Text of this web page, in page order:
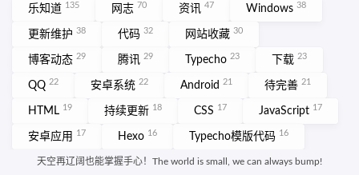
乐知道 135 网志 70 资讯 47 Windows 38
更新维护 38 代码 32 网站收藏 30
博客动态 29 腾讯 29 Typecho 23 下载 23
QQ 22 安卓系统 22 Android 21 待完善 21
HTML 19 持续更新 18 CSS 17 JavaScript 17
安卓应用 17 Hexo 16 Typecho模版代码 16
网页设计15 More ➡️
天空再辽阔也能掌握手心！The world is small, we can always bump!